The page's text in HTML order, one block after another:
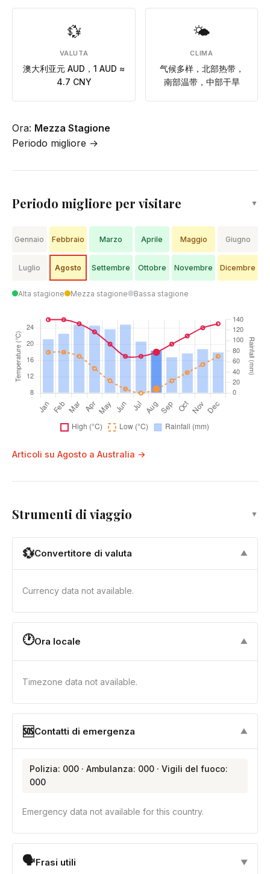
💱
VALUTA
澳大利亚元 AUD，1 AUD ≈
4.7 CNY
🌤
CLIMA
气候多样，北部热带，
南部温带，中部干旱
Ora: Mezza Stagione
Periodo migliore →
Periodo migliore per visitare ▼
Gennaio Febbraio Marzo Aprile Maggio Giugno
Luglio Agosto Settembre Ottobre Novembre Dicembre
Alta stagione Mezza stagione Bassa stagione
Articoli su Agosto a Australia →
Strumenti di viaggio ▼
💱Convertitore di valuta ▼
Currency data not available.
🕐Ora locale ▼
Timezone data not available.
🆘Contatti di emergenza ▼
Polizia: 000 · Ambulanza: 000 · Vigili del fuoco:
000
Emergency data not available for this country.
🗣Frasi utili ▼